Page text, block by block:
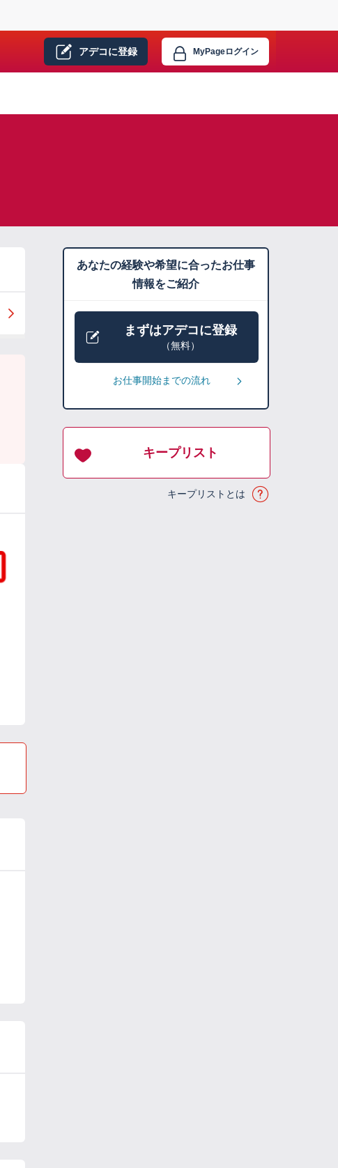
アデコに登録 MyPageログイン
あなたの経験や希望に合ったお仕事
情報をご紹介
まずはアデコに登録
（無料）
お仕事開始までの流れ
キープリスト
キープリストとは